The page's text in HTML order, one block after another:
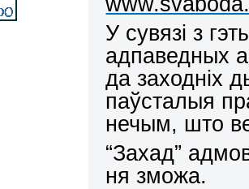
У сувязі з
адпаведных
да заходніх
паўсталыя
нечым, што
“Захад”
ня зможа.